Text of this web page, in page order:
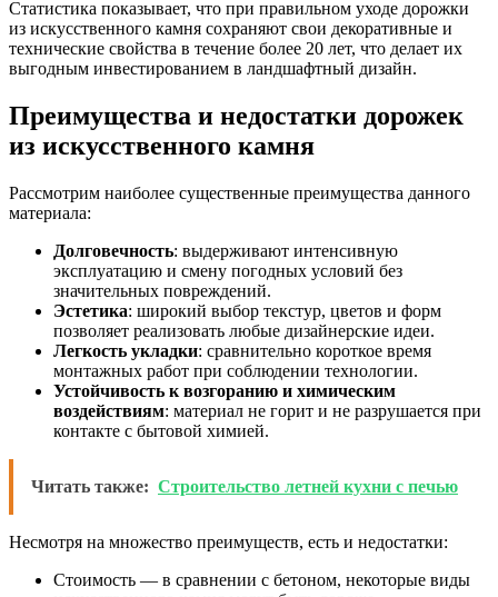
Статистика показывает, что при правильном уходе дорожки
из искусственного камня сохраняют свои декоративные и
технические свойства в течение более 20 лет, что делает их
выгодным инвестированием в ландшафтный дизайн.
Преимущества и недостатки дорожек
из искусственного камня
Рассмотрим наиболее существенные преимущества данного
материала:
Долговечность: выдерживают интенсивную
эксплуатацию и смену погодных условий без
значительных повреждений.
Эстетика: широкий выбор текстур, цветов и форм
позволяет реализовать любые дизайнерские идеи.
Легкость укладки: сравнительно короткое время
монтажных работ при соблюдении технологии.
Устойчивость к возгоранию и химическим
воздействиям: материал не горит и не разрушается при
контакте с бытовой химией.
Читать также: Строительство летней кухни с печью
Несмотря на множество преимуществ, есть и недостатки:
Стоимость — в сравнении с бетоном, некоторые виды